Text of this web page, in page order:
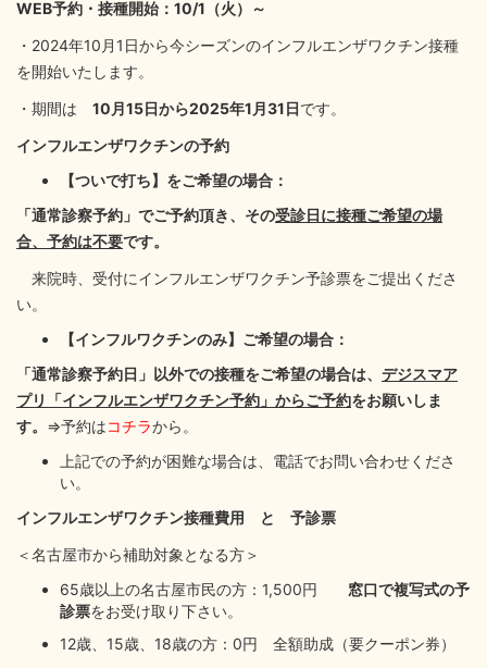
WEB予約・接種開始：10/1（火）～
・2024年10月1日から今シーズンのインフルエンザワクチン接種
を開始いたします。
・期間は 10月15日から2025年1月31日です。
インフルエンザワクチンの予約
【ついで打ち】をご希望の場合：
「通常診察予約」でご予約頂き、その受診日に接種ご希望の場
合、予約は不要です。
来院時、受付にインフルエンザワクチン予診票をご提出くださ
い。
【インフルワクチンのみ】ご希望の場合：
「通常診察予約日」以外での接種をご希望の場合は、 デジスマア
プリ「インフルエンザワクチン予約」からご予約をお願いしま
す。 ⇒予約はコチラから。
上記での予約が困難な場合は、電話でお問い合わせくださ
い。
インフルエンザワクチン接種費用 と 予診票
＜名古屋市から補助対象となる方＞
65歳以上の名古屋市民の方：1,500円 窓口で複写式の予
診票をお受け取り下さい。
12歳、15歳、18歳の方：0円 全額助成（要クーポン券）